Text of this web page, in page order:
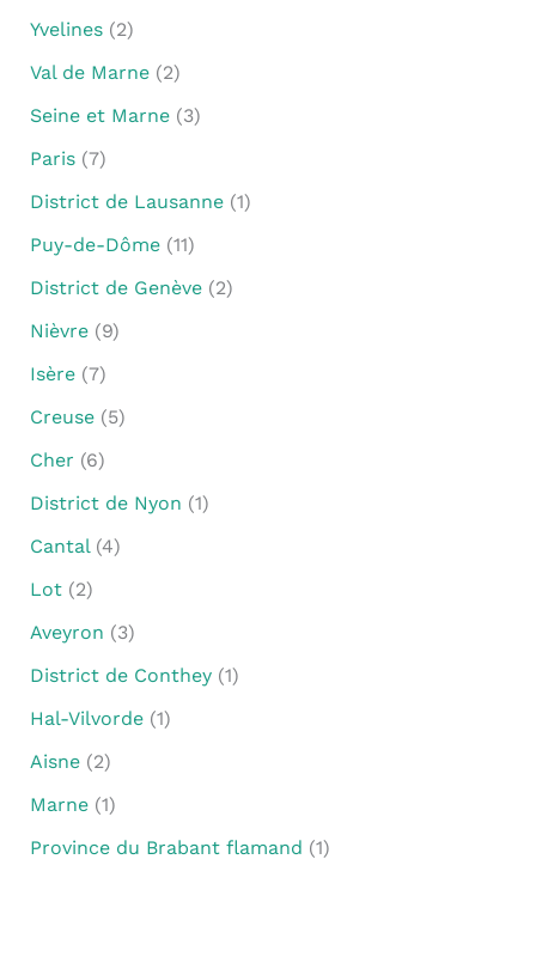
Yvelines(2)
Val de Marne(2)
Seine et Marne(3)
Paris(7)
District de Lausanne(1)
Puy-de-Dôme(11)
District de Genève(2)
Nièvre(9)
Isère(7)
Creuse(5)
Cher (6)
District de Nyon (1)
Cantal(4)
Lot(2)
Aveyron (3)
District de Conthey(1)
Hal-Vilvorde(1)
Aisne(2)
Marne(1)
Province du Brabant flamand (1)